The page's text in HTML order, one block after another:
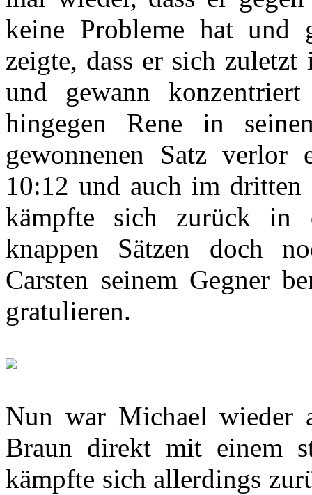
keine Probleme hat und
zeigte, dass er sich
und gewann
hingegen Rene in
gewonnenen Satz
10:12 und auch im dritten
kämpfte sich zurück in
knappen Sätzen doch
Carsten seinem Gegner
gratulieren.
Nun war Michael wieder
Braun direkt mit einem
kämpfte sich allerdings